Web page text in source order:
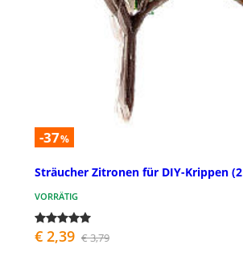
-37%
Sträucher Zitronen für DIY-Krippen
VORRÄTIG
€ 2,39 € 3,79